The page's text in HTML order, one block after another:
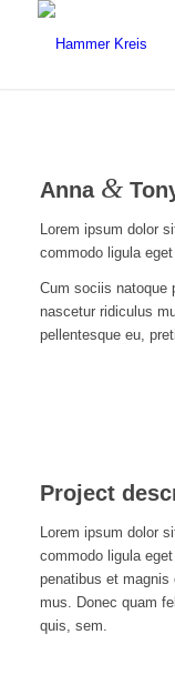
Anna &
Lorem ipsum dolor
commodo ligula
Cum sociis natoque
nascetur ridiculus
pellentesque eu,
Project
Lorem ipsum dolor
commodo ligula
penatibus et
mus. Donec quam
quis, sem.